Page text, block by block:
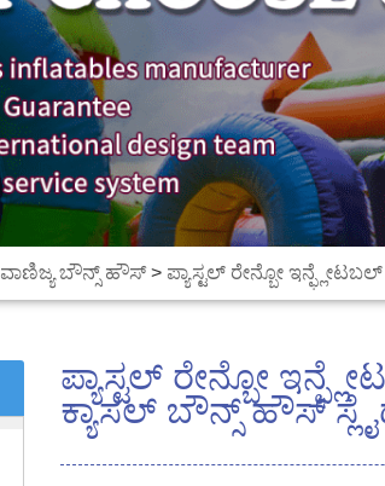
ವಾಣಿಜ್ಯ ಬೌನ್ಸ್ ಹೌಸ್> ಪ್ಯಾಸ್ಟಲ್ ರೇನ್ಬೋ
ಪ್ಯಾಸ್ಟಲ್ ರೇನ್ಬೋ
ಕ್ಯಾಸಲ್ ಬೌನ್ಸ್ ಹೌಸ್